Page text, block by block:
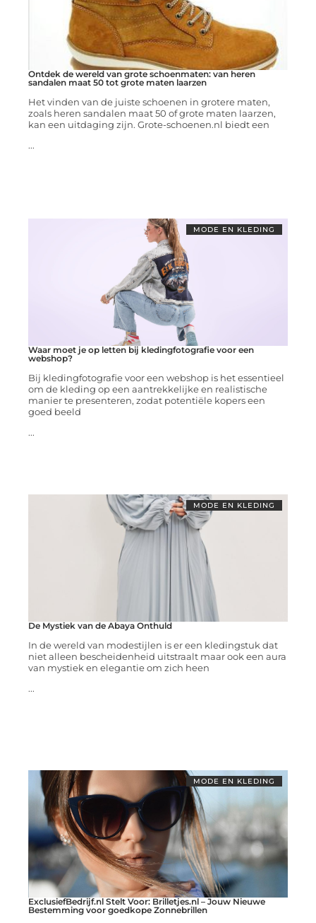
Ontdek de wereld van grote schoenmaten: van heren
sandalen maat 50 tot grote maten laarzen
Het vinden van de juiste schoenen in grotere maten,
zoals heren sandalen maat 50 of grote maten laarzen,
kan een uitdaging zijn. Grote-schoenen.nl biedt een
...
MODE EN KLEDING
Waar moet je op letten bij kledingfotografie voor een
webshop?
Bij kledingfotografie voor een webshop is het essentieel
om de kleding op een aantrekkelijke en realistische
manier te presenteren, zodat potentiële kopers een
goed beeld
...
MODE EN KLEDING
De Mystiek van de Abaya Onthuld
In de wereld van modestijlen is er een kledingstuk dat
niet alleen bescheidenheid uitstraalt maar ook een aura
van mystiek en elegantie om zich heen
...
MODE EN KLEDING
ExclusiefBedrijf.nl Stelt Voor: Brilletjes.nl – Jouw Nieuwe
Bestemming voor goedkope Zonnebrillen